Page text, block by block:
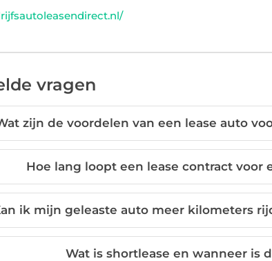
vragen
zijn de voordelen van een lease auto
Hoe lang loopt een lease contract voor
ik mijn geleaste auto meer kilometers
Wat is shortlease en wanneer is